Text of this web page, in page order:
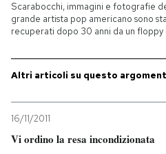
Internet
Scienza
Economia
Scarabocchi, immagini e fotografie
grande artista pop americano sono
recuperati dopo 30 anni da un floppy
Altri articoli su questo
16/11/2011
Vi ordino la resa incondizionata